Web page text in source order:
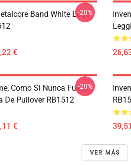
Band White Logo
€
-20%
Como Si Nunca Fuera
De Pullover RB1512
€
-20%
VER MÁS